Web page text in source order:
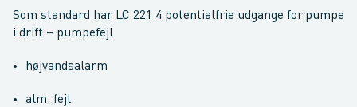
Som standard har LC 221 4 potentialfrie udgange for:pumpe
i drift – pumpefejl
højvandsalarm
alm. fejl.